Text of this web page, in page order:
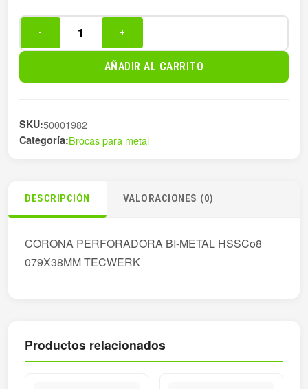
PERF.
cantidad
- +
AÑADIR AL CARRITO
SKU:50001982
Categoría:Brocas para metal
DESCRIPCIÓN VALORACIONES (0)
CORONA PERFORADORA BI-METAL HSSCo8
079X38MM TECWERK
Productos relacionados